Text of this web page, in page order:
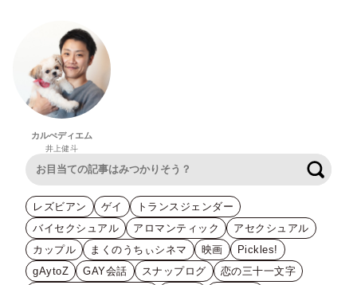
カルぺディエム
井上健斗
レズビアン ゲイ
トランスジェンダー
バイセクシュアル
アロマンティック
アセクシュアル
カップル
まくのうちぃシネマ 映画
Pickles!
gAytoZ
GAY会話 スナップログ
恋の三十一文字